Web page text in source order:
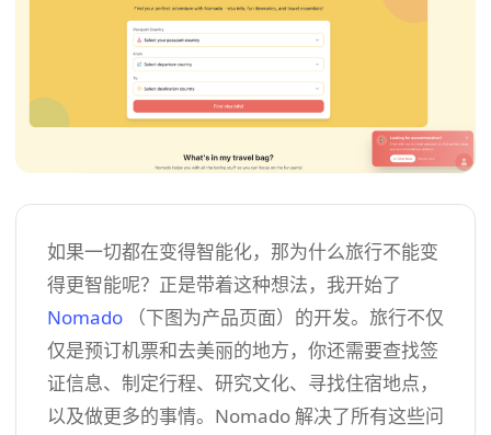
如果一切都在变得智能化，那为什么旅行不能变
得更智能呢？正是带着这种想法，我开始了
Nomado （下图为产品页面）的开发。旅行不仅
仅是预订机票和去美丽的地方，你还需要查找签
证信息、制定行程、研究文化、寻找住宿地点，
以及做更多的事情。Nomado 解决了所有这些问